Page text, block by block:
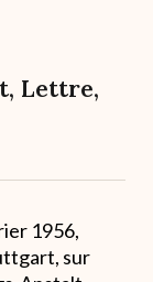
Lettre,
1956,
sur